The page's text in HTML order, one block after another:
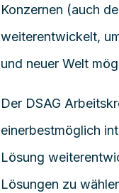
Konzernen (auch
weiterentwickelt,
und neuer Welt
DerDSAG
einerbestmöglich
Lösung
Lösungen zu